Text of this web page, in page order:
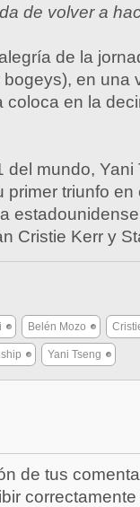
de volver a
de la
en una
coloca en la
mundo, Yani
primer triunfo
Cristie Kerr y
Belén Mozo
Yani Tseng
de tus